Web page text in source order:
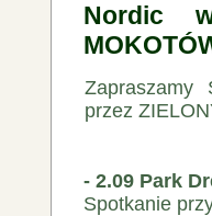
Nordic
Zapraszamy
przez
- 2.09 Park
Spotkanie